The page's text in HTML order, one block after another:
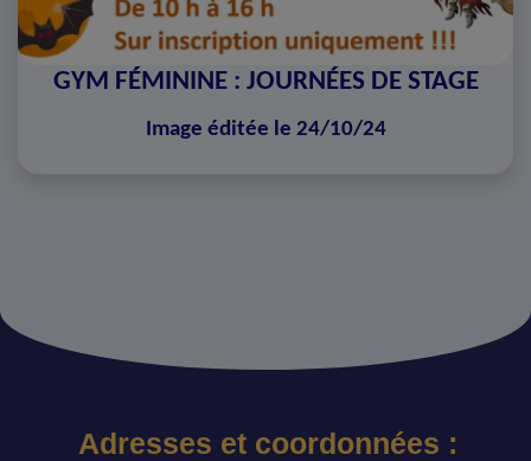
GYM FÉMININE : JOURNÉES DE STAGE
Image éditée le 24/10/24
Adresses et coordonnées :